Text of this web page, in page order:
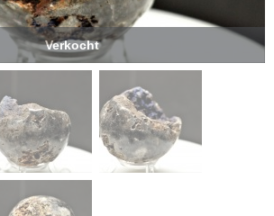
Verkocht